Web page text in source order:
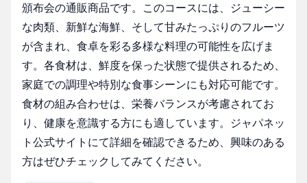
頒布会の通販商品です。このコースには、ジューシー
な肉類、新鮮な海鮮、そして甘みたっぷりのフルーツ
が含まれ、食卓を彩る多様な料理の可能性を広げま
す。各食材は、鮮度を保った状態で提供されるため、
家庭での調理や特別な食事シーンにも対応可能です。
食材の組み合わせは、栄養バランスが考慮されてお
り、健康を意識する方にも適しています。ジャパネッ
ト公式サイトにて詳細を確認できるため、興味のある
方はぜひチェックしてみてください。